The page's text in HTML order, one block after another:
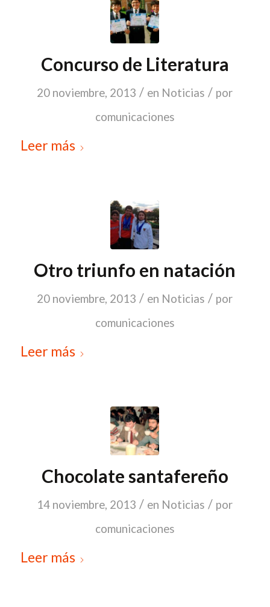
Concurso de Literatura
20 noviembre, 2013 / en Noticias / por
comunicaciones
Leer más
Otro triunfo en natación
20 noviembre, 2013 / en Noticias / por
comunicaciones
Leer más
Chocolate santafereño
14 noviembre, 2013 / en Noticias / por
comunicaciones
Leer más